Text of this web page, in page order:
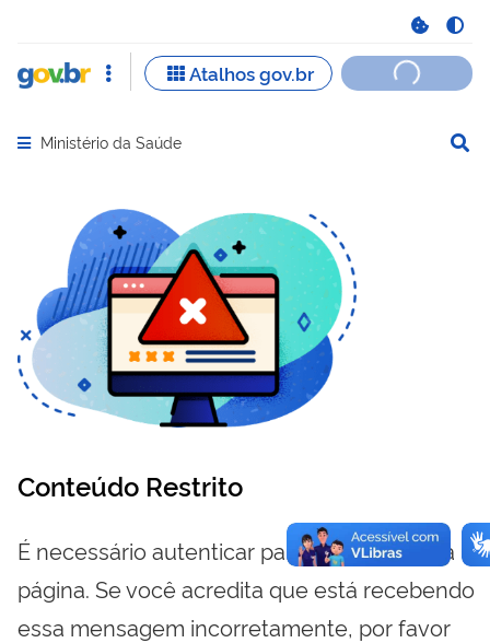
Abrir menu principal de navegação
Ministério da Saúde
Conteúdo Restrito
É necessário autenticar para visualizar essa
página. Se você acredita que está recebendo
essa mensagem incorretamente, por favor